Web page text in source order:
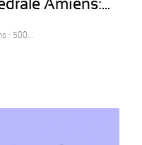
Amiens:...
: 500...